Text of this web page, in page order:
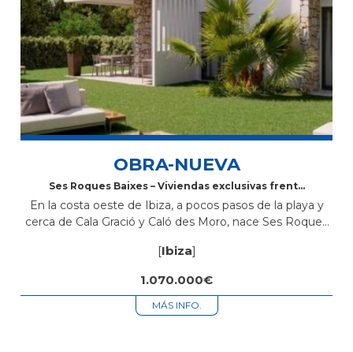
OBRA-NUEVA
Ses Roques Baixes – Viviendas exclusivas frente
En la costa oeste de Ibiza, a pocos pasos de la playa y
cerca de Cala Gració y Caló des Moro, nace Ses Roques
ibicenco,...
[Ibiza]
1.070.000€
MÁS INFO.